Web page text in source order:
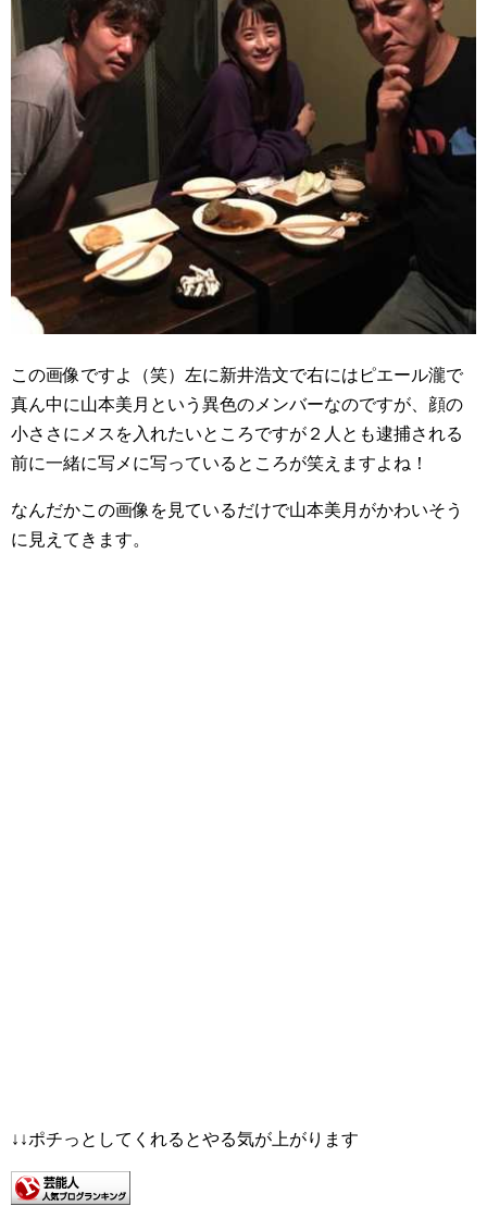
この画像ですよ（笑）左に新井浩文で右にはピエール瀧で
真ん中に山本美月という異色のメンバーなのですが、顔の
小ささにメスを入れたいところですが２人とも逮捕される
前に一緒に写メに写っているところが笑えますよね！
なんだかこの画像を見ているだけで山本美月がかわいそう
に見えてきます。
↓↓ポチっとしてくれるとやる気が上がります